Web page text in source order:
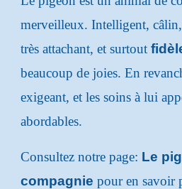
merveilleux. Intelligent, câlin,
très attachant, et surtout
beaucoup de joies. En
exigeant, et les soins à lui
abordables.
Consultez notre page: Le
compagnie pour en savoir